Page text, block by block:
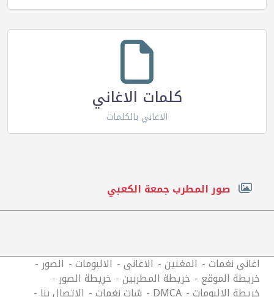
كلمات الاغاني
الاغاني بالكلمات
صور المطرب جمعة الكعبي
اغانى نغمات المغنين الاغانى الالبومات الصور
خريطة الموقع خريطة المطربين خريطة الصور
خريطة الالبومات DMCA شات نغمات الاتصال بنا